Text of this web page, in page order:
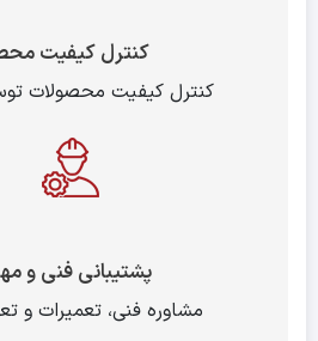
کنترل کیفیت
کنترل کیفیت محصولات
پشتیبانی فنی و
مشاوره فنی، تعمیرات و